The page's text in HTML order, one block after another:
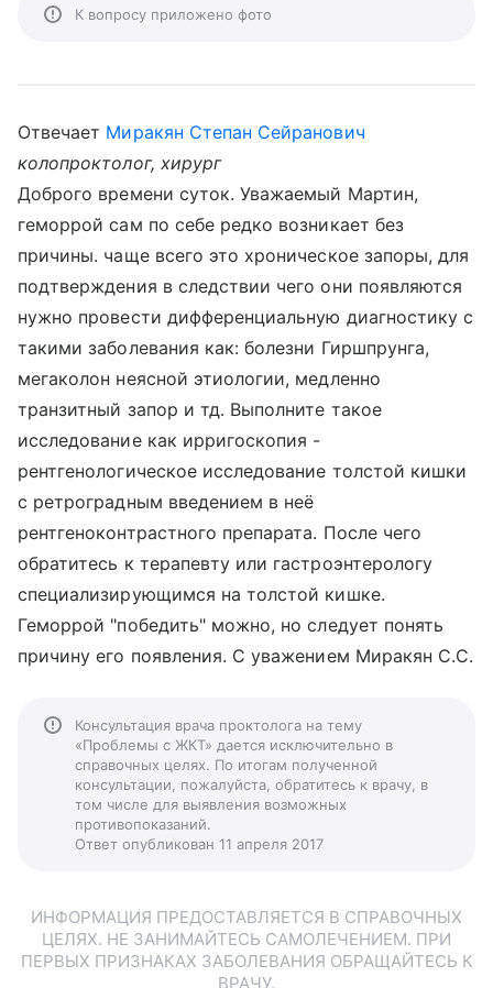
К вопросу приложено фото
Отвечает Миракян Степан Сейранович
колопроктолог, хирург
Доброго времени суток. Уважаемый Мартин,
геморрой сам по себе редко возникает без
причины. чаще всего это хроническое запоры, для
подтверждения в следствии чего они появляются
нужно провести дифференциальную диагностику с
такими заболевания как: болезни Гиршпрунга,
мегаколон неясной этиологии, медленно
транзитный запор и тд. Выполните такое
исследование как ирригоскопия -
рентгенологическое исследование толстой кишки
с ретроградным введением в неё
рентгеноконтрастного препарата. После чего
обратитесь к терапевту или гастроэнтерологу
специализирующимся на толстой кишке.
Геморрой "победить" можно, но следует понять
причину его появления. С уважением Миракян С.С.
Консультация врача проктолога на тему
«Проблемы с ЖКТ» дается исключительно в
справочных целях. По итогам полученной
консультации, пожалуйста, обратитесь к врачу, в
том числе для выявления возможных
противопоказаний.
Ответ опубликован 11 апреля 2017
ИНФОРМАЦИЯ ПРЕДОСТАВЛЯЕТСЯ В СПРАВОЧНЫХ
ЦЕЛЯХ. НЕ ЗАНИМАЙТЕСЬ САМОЛЕЧЕНИЕМ. ПРИ
ПЕРВЫХ ПРИЗНАКАХ ЗАБОЛЕВАНИЯ ОБРАЩАЙТЕСЬ К
ВРАЧУ.